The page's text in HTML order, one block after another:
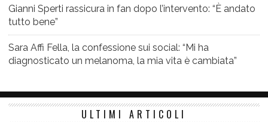
Gianni Sperti rassicura in fan dopo l’intervento: “È andato
tutto bene”
Sara Affi Fella, la confessione sui social: “Mi ha
diagnosticato un melanoma, la mia vita è cambiata”
ULTIMI ARTICOLI